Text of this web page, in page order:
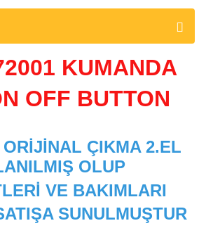
KUMANDA
OFF BUTTON
ORİJİNAL ÇIKMA 2.EL
OLUP
VE BAKIMLARI
SUNULMUŞTUR